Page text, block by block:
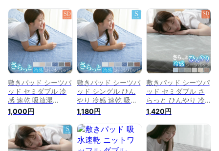
敷きパッド シーツパ
ッド セミダブル 冷
感 速乾 吸放湿
120×205cm 丸洗い
OK 抗菌 防臭 綿無し
軽量 敷きパット
O22S011
1,000円
敷きパッド シーツパ
ッド シングル ひん
やり 冷感 速乾 吸放
湿 100×205cm 丸洗
いOK 抗菌 防臭 綿無
し 軽量 敷きパット
乾きが早い
O22S010
1,180円
敷きパッド シーツパ
ッド セミダブル さ
らっと ひんやり 冷
感 速乾 吸放湿
120×205cm 丸洗い
OK 抗菌 防臭 綿無し
軽量 敷きパット
22S011-NEW
1,420円